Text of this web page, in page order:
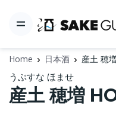
Home 日本酒 産土 穂
うぶすな ほませ
産土 穂増